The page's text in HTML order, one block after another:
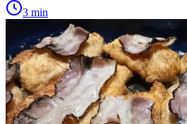
3 min